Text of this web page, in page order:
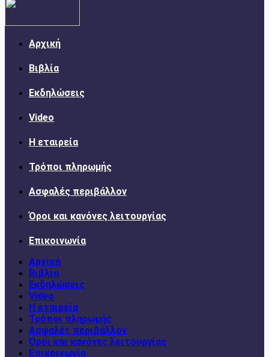
Αρχική
Βιβλία
Εκδηλώσεις
Video
Η εταιρεία
Τρόποι πληρωμής
Ασφαλές περιβάλλον
Όροι και κανόνες λειτουργίας
Επικοινωνία
Αρχική
Βιβλία
Εκδηλώσεις
Video
Η εταιρεία
Τρόποι πληρωμής
Ασφαλές περιβάλλον
Όροι και κανόνες λειτουργίας
Επικοινωνία